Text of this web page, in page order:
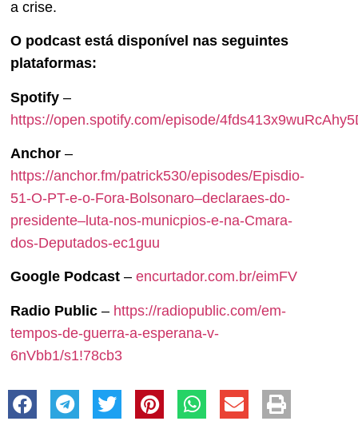
a crise.
O podcast está disponível nas seguintes
plataformas:
Spotify –
https://open.spotify.com/episode/
Anchor –
https://anchor.fm/patrick530/episodes/Episdio-
51-O-PT-e-o-Fora-Bolsonaro–declaraes-do-
presidente–luta-nos-municpios-e-na-Cmara-
dos-Deputados-ec1guu
Google Podcast – encurtador.com.br/eimFV
Radio Public – https://radiopublic.com/em-
tempos-de-guerra-a-esperana-v-
6nVbb1/s1!78cb3